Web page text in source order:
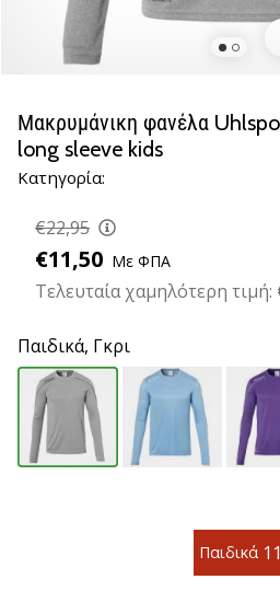
βόλεϊ
Είστε
βόλεϊ
όπως
εμείς;
μαζί
μας
πρεσβευτής
μάρκας
μας.
11. 8. 2022
•
Μακρυμάνικη φανέλα
long sleeve kids
Κατηγορία:
€22,95
€11,50 Με ΦΠΑ
Τελευταία χαμηλότερη τιμή:
Παιδικά, Γκρι
Παιδικά